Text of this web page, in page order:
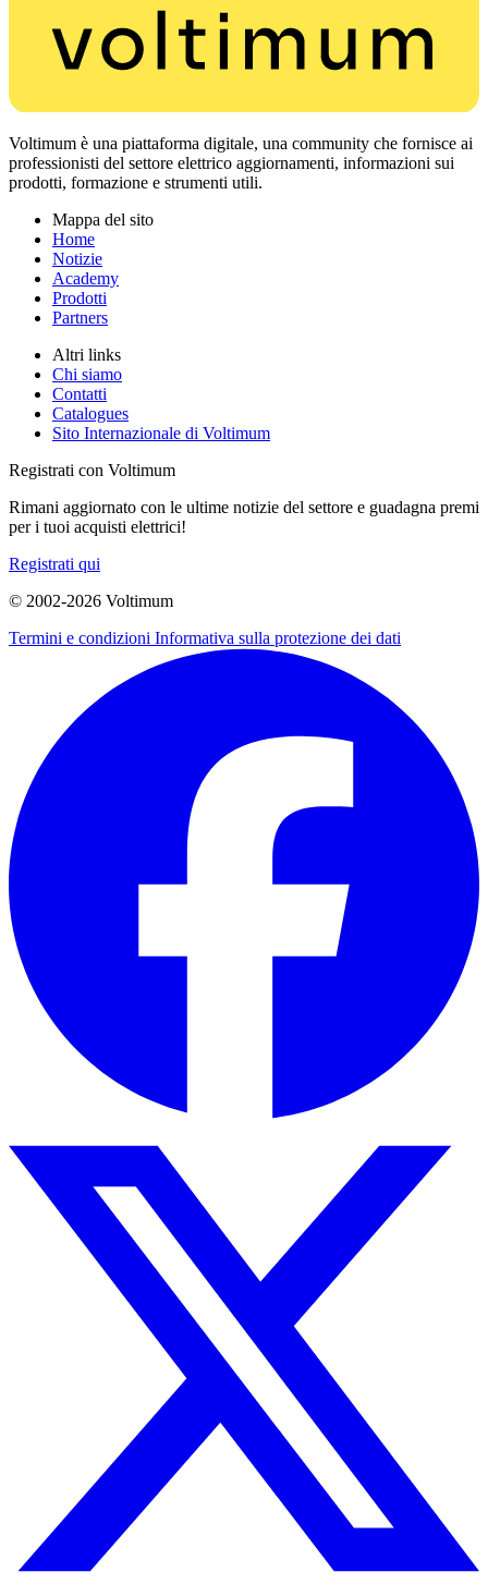
Voltimum è una piattaforma digitale, una community che fornisce ai
professionisti del settore elettrico aggiornamenti, informazioni sui
prodotti, formazione e strumenti utili.
Mappa del sito
Home
Notizie
Academy
Prodotti
Partners
Altri links
Chi siamo
Contatti
Catalogues
Sito Internazionale di Voltimum
Registrati con Voltimum
Rimani aggiornato con le ultime notizie del settore e guadagna premi
per i tuoi acquisti elettrici!
Registrati qui
© 2002-2026 Voltimum
Termini e condizioni Informativa sulla protezione dei dati